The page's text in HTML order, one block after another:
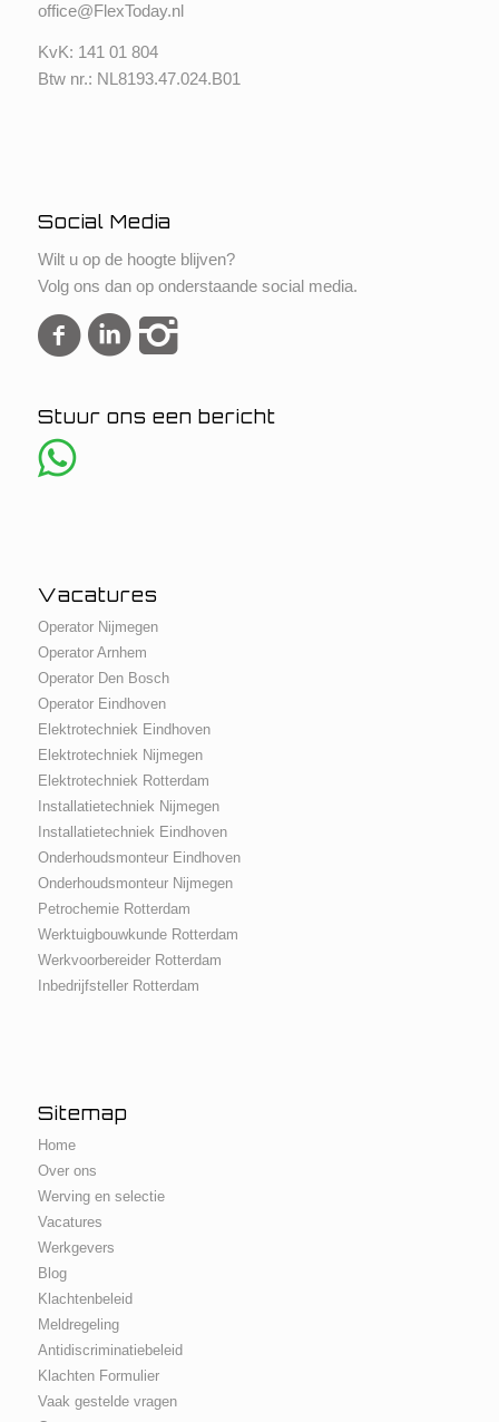
office@FlexToday.nl
KvK: 141 01 804
Btw nr.: NL8193.47.024.B01
Social Media
Wilt u op de hoogte blijven?
Volg ons dan op onderstaande social media.
Stuur ons een bericht
Vacatures
Operator Nijmegen
Operator Arnhem
Operator Den Bosch
Operator Eindhoven
Elektrotechniek Eindhoven
Elektrotechniek Nijmegen
Elektrotechniek Rotterdam
Installatietechniek Nijmegen
Installatietechniek Eindhoven
Onderhoudsmonteur Eindhoven
Onderhoudsmonteur Nijmegen
Petrochemie Rotterdam
Werktuigbouwkunde Rotterdam
Werkvoorbereider Rotterdam
Inbedrijfsteller Rotterdam
Sitemap
Home
Over ons
Werving en selectie
Vacatures
Werkgevers
Blog
Klachtenbeleid
Meldregeling
Antidiscriminatiebeleid
Klachten Formulier
Vaak gestelde vragen